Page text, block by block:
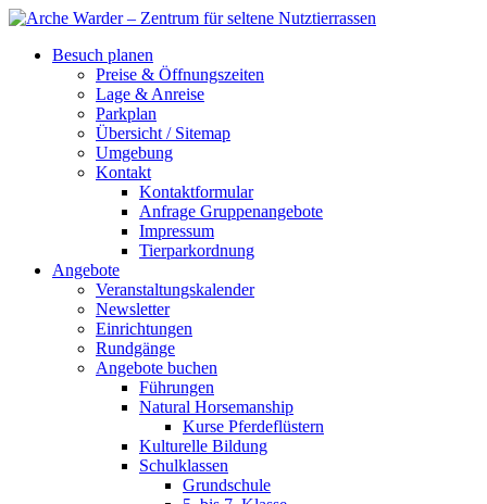
Besuch planen
Preise & Öffnungszeiten
Lage & Anreise
Parkplan
Übersicht / Sitemap
Umgebung
Kontakt
Kontaktformular
Anfrage Gruppenangebote
Impressum
Tierparkordnung
Angebote
Veranstaltungskalender
Newsletter
Einrichtungen
Rundgänge
Angebote buchen
Führungen
Natural Horsemanship
Kurse Pferdeflüstern
Kulturelle Bildung
Schulklassen
Grundschule